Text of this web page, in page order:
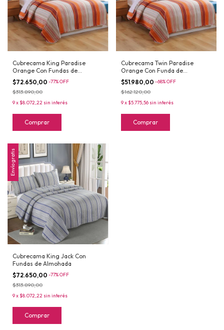
Cubrecama King Paradise
Orange Con Fundas de
Almohada
$72.650,00 -77%OFF
$313.890,00
9x$8.072,22 sin interés
Comprar
Cubrecama Twin Paradise
Orange Con Funda de
Almohada
$51.980,00 -68%OFF
$162.120,00
9x$5.775,56 sin interés
Comprar
Envío gratis
Cubrecama King Jack Con
Fundas de Almohada
$72.650,00 -77%OFF
$313.890,00
9x$8.072,22 sin interés
Comprar